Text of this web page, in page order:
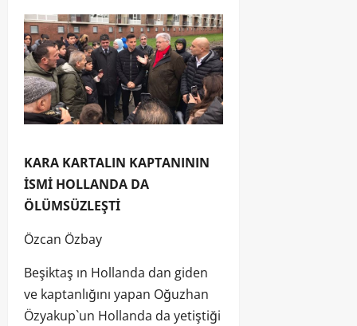
KARA KARTALIN KAPTANININ
İSMİ HOLLANDA DA
ÖLÜMSÜZLEŞTİ
Özcan Özbay
Beşiktaş ın Hollanda dan giden
ve kaptanlığını yapan Oğuzhan
Özyakup`un Hollanda da yetiştiği